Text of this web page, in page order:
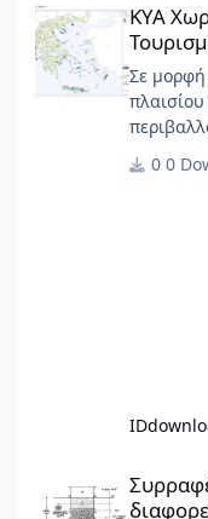
ΚΥΑ
Σε μορφή
πλαισίου
0